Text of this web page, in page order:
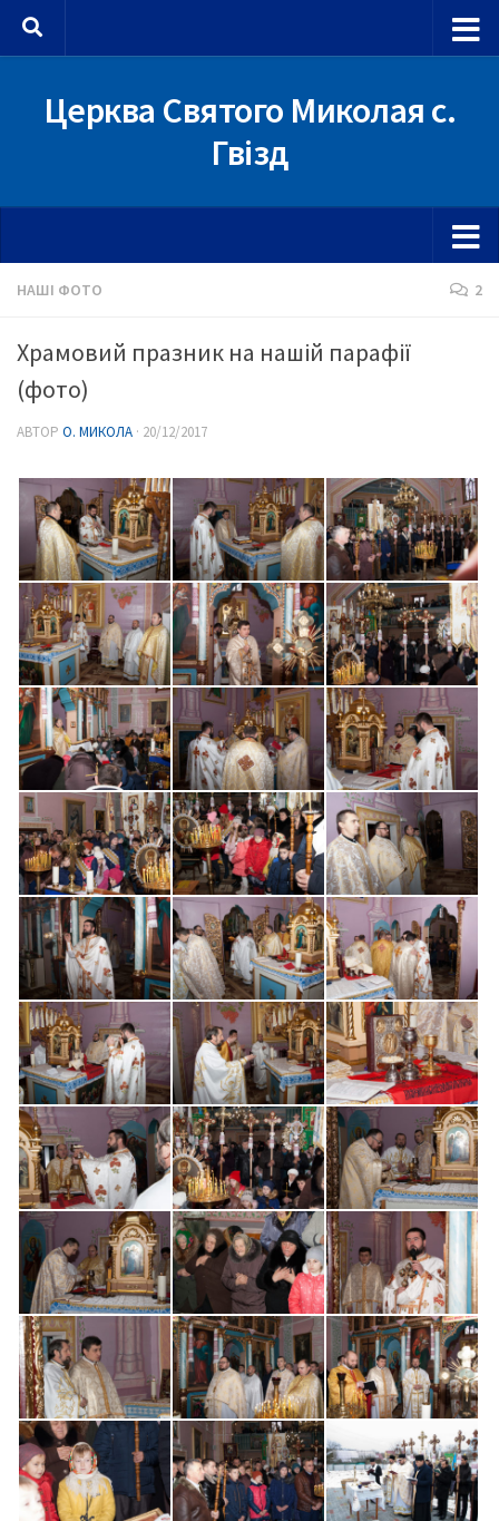
Skip to content
Церква Святого Миколая с.
Гвізд
НАШІ ФОТО 2
Храмовий празник на нашій парафії
(фото)
АВТОР О. МИКОЛА · 20/12/2017